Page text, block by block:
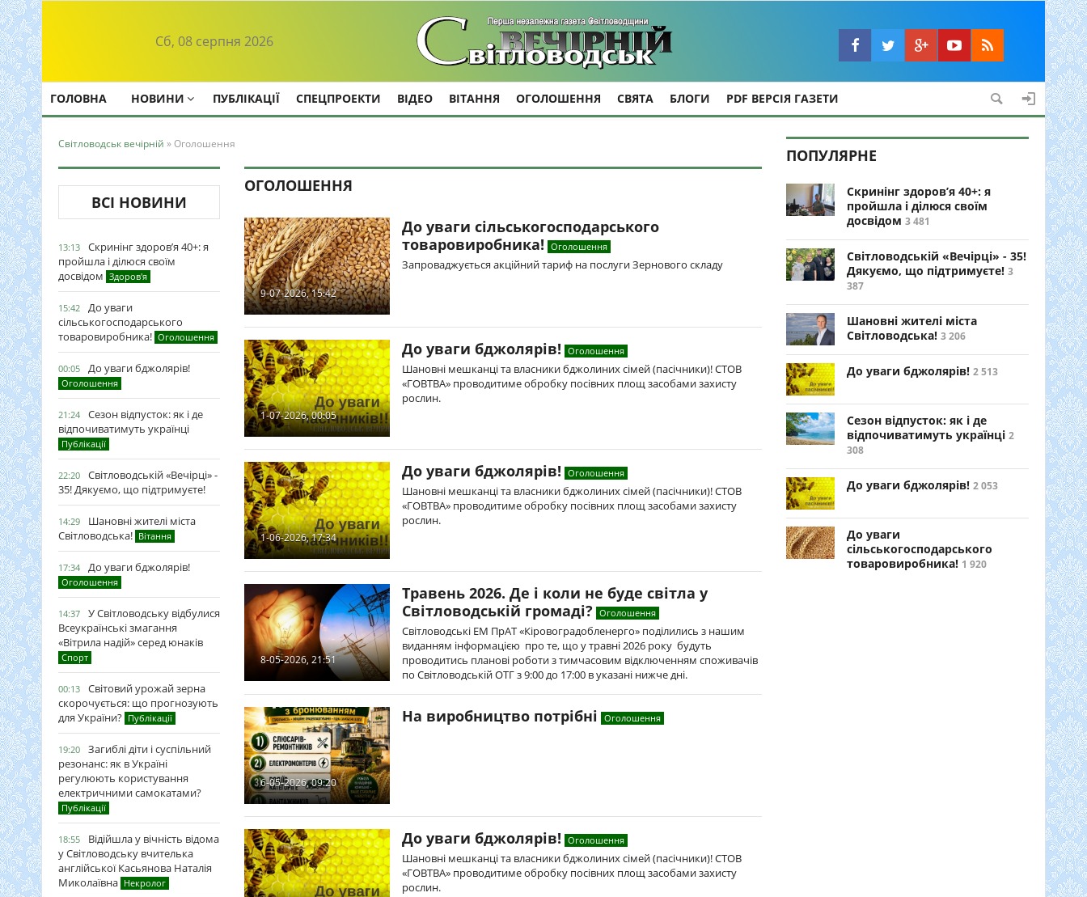
Сб, 08 серпня 2026
ГОЛОВНА НОВИНИ ПУБЛІКАЦІЇ СПЕЦПРОЕКТИ ВІДЕО ВІТАННЯ ОГОЛОШЕННЯ СВЯТА БЛОГИ PDF ВЕРСІЯ ГАЗЕТИ
Світловодськ вечірній » Оголошення
ВСІ НОВИНИ
13:13
Скринінг здоров’я 40+: я
пройшла і ділюся своїм
досвідом Здоров'я
15:42
До уваги
сільськогосподарського
товаровиробника! Оголошення
00:05 До уваги бджолярів!
Оголошення
21:24
Сезон відпусток: як і де
відпочиватимуть українці
Публікації
22:20
Світловодській «Вечірці» -
35! Дякуємо, що підтримуєте!
14:29
Шановні жителі міста
Світловодська! Вітання
17:34 До уваги бджолярів!
Оголошення
14:37
У Світловодську відбулися
Всеукраїнські змагання
«Вітрила надій» серед юнаків
Спорт
00:13
Світовий урожай зерна
скорочується: що прогнозують
для України? Публікації
19:20
Загиблі діти і суспільний
резонанс: як в Україні
регулюють користування
електричними самокатами?
Публікації
18:55
Відійшла у вічність відома
у Світловодську вчителька
англійської Касьянова Наталія
Миколаївна Некролог
ОГОЛОШЕННЯ
9-07-2026, 15:42
До уваги сільськогосподарського
товаровиробника! Оголошення
Запроваджується акційний тариф на послуги Зернового складу
1-07-2026, 00:05
До уваги бджолярів! Оголошення
Шановні мешканці та власники бджолиних сімей (пасічники)! СТОВ
«ГОВТВА» проводитиме обробку посівних площ засобами захисту
рослин.
1-06-2026, 17:34
До уваги бджолярів! Оголошення
Шановні мешканці та власники бджолиних сімей (пасічники)! СТОВ
«ГОВТВА» проводитиме обробку посівних площ засобами захисту
рослин.
8-05-2026, 21:51
Травень 2026. Де і коли не буде світла у
Світловодській громаді? Оголошення
Світловодські ЕМ ПрАТ «Кіровоградобленерго» поділились з нашим
виданням інформацією про те, що у травні 2026 року будуть
проводитись планові роботи з тимчасовим відключенням споживачів
по Світловодській ОТГ з 9:00 до 17:00 в указані нижче дні.
6-05-2026, 09:20
На виробництво потрібні Оголошення
До уваги бджолярів! Оголошення
Шановні мешканці та власники бджолиних сімей (пасічники)! СТОВ
«ГОВТВА» проводитиме обробку посівних площ засобами захисту
рослин.
ПОПУЛЯРНЕ
Скринінг здоров’я 40+: я
пройшла і ділюся своїм
досвідом 3 481
Світловодській «Вечірці» - 35!
Дякуємо, що підтримуєте! 3
387
Шановні жителі міста
Світловодська! 3 206
До уваги бджолярів! 2 513
Сезон відпусток: як і де
відпочиватимуть українці 2
308
До уваги бджолярів! 2 053
До уваги
сільськогосподарського
товаровиробника! 1 920